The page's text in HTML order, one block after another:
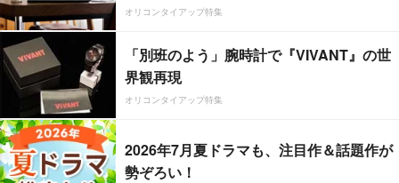
オリコンタイアップ特集
「別班のよう」腕時計で『VIVANT』の世
界観再現
オリコンタイアップ特集
2026年7月夏ドラマも、注目作＆話題作が
勢ぞろい！